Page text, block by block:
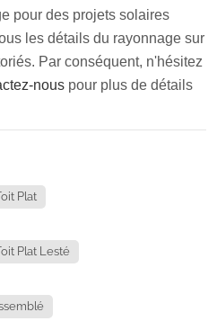
pour des projets solaires
les détails du rayonnage sur
Par conséquent, n'hésitez
nous pour plus de détails
Plat
Plat Lesté